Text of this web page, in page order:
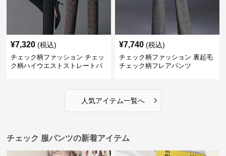
¥7,320 (税込)
チェック柄ファッション チェッ
ク柄ハイウエストストレートパ
¥7,740 (税込)
チェック柄ファッション 裏起毛
チェック柄フレアパンツ
人気アイテム一覧へ ›
チェック 服パンツの新着アイテム